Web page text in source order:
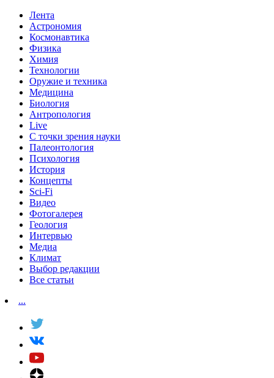
Лента
Астрономия
Космонавтика
Физика
Химия
Технологии
Оружие и техника
Медицина
Биология
Антропология
Live
С точки зрения науки
Палеонтология
Психология
История
Концепты
Sci-Fi
Видео
Фотогалерея
Геология
Интервью
Медиа
Климат
Выбор редакции
Все статьи
...